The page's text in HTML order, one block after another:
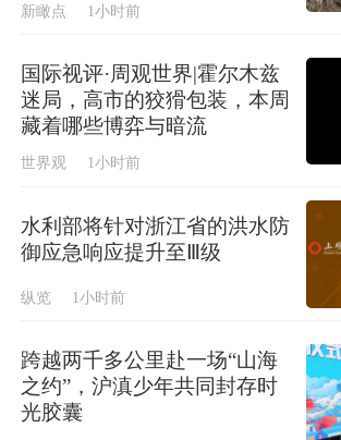
新瞰点 1小时前
国际视评·周观世界|霍尔木兹
迷局，高市的狡猾包装，本周
藏着哪些博弈与暗流
世界观 1小时前
水利部将针对浙江省的洪水防
御应急响应提升至Ⅲ级
纵览 1小时前
跨越两千多公里赴一场“山海
之约”，沪滇少年共同封存时
光胶囊